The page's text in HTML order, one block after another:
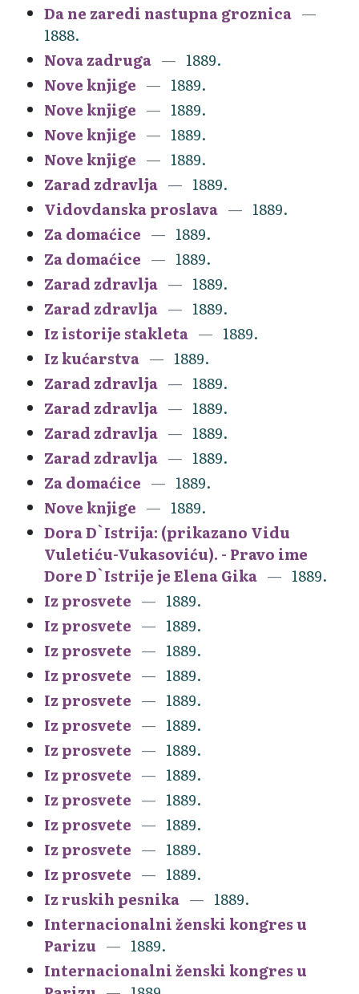
Da ne zaredi nastupna groznica
1888.
Nova zadruga
1889.
Nove knjige
1889.
Nove knjige
1889.
Nove knjige
1889.
Nove knjige
1889.
Zarad zdravlja
1889.
Vidovdanska proslava
1889.
Za domaćice
1889.
Za domaćice
1889.
Zarad zdravlja
1889.
Zarad zdravlja
1889.
Iz istorije stakleta
1889.
Iz kućarstva
1889.
Zarad zdravlja
1889.
Zarad zdravlja
1889.
Zarad zdravlja
1889.
Zarad zdravlja
1889.
Za domaćice
1889.
Nove knjige
1889.
Dora D`Istrija: (prikazano Vidu
Vuletiću-Vukasoviću). - Pravo ime
Dore D`Istrije je Elena Gika
1889.
Iz prosvete
1889.
Iz prosvete
1889.
Iz prosvete
1889.
Iz prosvete
1889.
Iz prosvete
1889.
Iz prosvete
1889.
Iz prosvete
1889.
Iz prosvete
1889.
Iz prosvete
1889.
Iz prosvete
1889.
Iz prosvete
1889.
Iz prosvete
1889.
Iz ruskih pesnika
1889.
Internacionalni ženski kongres u
Parizu
1889.
Internacionalni ženski kongres u